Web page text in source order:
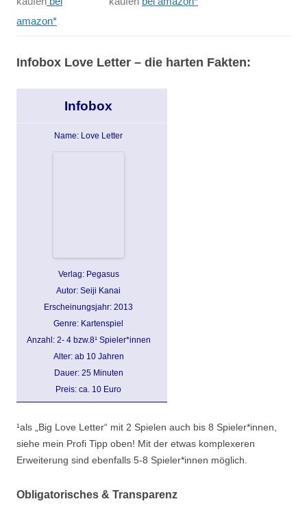
amazon*
Infobox Love Letter – die harten Fakten:
Infobox
Name: Love Letter
Verlag: Pegasus
Autor: Seiji Kanai
Erscheinungsjahr: 2013
Genre: Kartenspiel
Anzahl: 2- 4 bzw.8¹ Spieler*innen
Alter: ab 10 Jahren
Dauer: 25 Minuten
Preis: ca. 10 Euro
¹als „Big Love Letter“ mit 2 Spielen auch bis 8 Spieler*innen,
siehe mein Profi Tipp oben! Mit der etwas komplexeren
Erweiterung sind ebenfalls 5-8 Spieler*innen möglich.
Obligatorisches & Transparenz